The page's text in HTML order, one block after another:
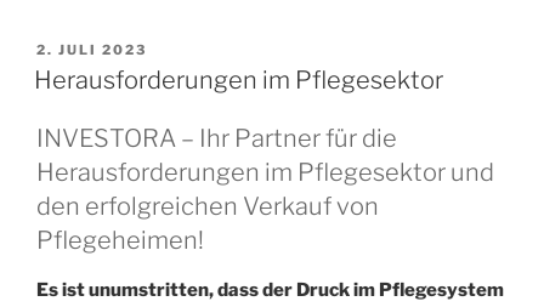
VERÖFFENTLICHT
AM
2. JULI 2023
Herausforderungen im Pflegesektor
INVESTORA – Ihr Partner für die
Herausforderungen im Pflegesektor und
den erfolgreichen Verkauf von
Pflegeheimen!
Es ist unumstritten, dass der Druck im Pflegesystem